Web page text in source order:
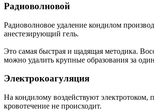
Радиоволновой
Радиоволновое удаление кондилом
анестезирующий гель.
Это самая быстрая и щадящая методика.
можно удалить крупные образования за
Электрокоагуляция
На кондилому воздействуют электротоком,
кровотечение не происходит.